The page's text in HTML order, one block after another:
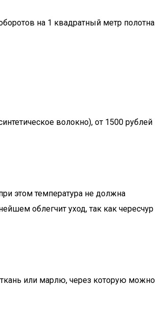
на 1 квадратный метр полотна
волокно), от 1500 рублей
этом температура не должна
облегчит уход, так как чересчур
или марлю, через которую можно